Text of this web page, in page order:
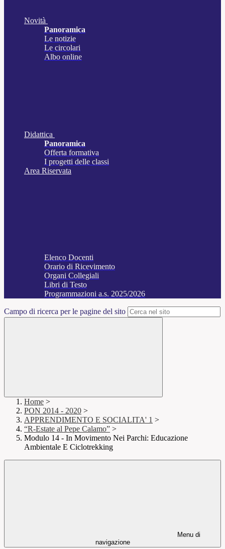
Novità
Panoramica
Le notizie
Le circolari
Albo online
Didattica
Panoramica
Offerta formativa
I progetti delle classi
Area Riservata
Elenco Docenti
Orario di Ricevimento
Organi Collegiali
Libri di Testo
Programmazioni a.s. 2025/2026
Campo di ricerca per le pagine del sito
Home >
PON 2014 - 2020 >
APPRENDIMENTO E SOCIALITA' 1 >
“R-Estate al Pepe Calamo” >
Modulo 14 - In Movimento Nei Parchi: Educazione
Ambientale E Ciclotrekking
Menu di
navigazione